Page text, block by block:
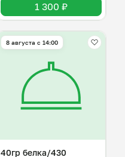
1 300 ₽
8 августа с 14:00
40гр белка/430